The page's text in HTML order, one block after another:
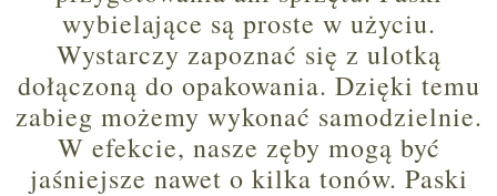
wybielające są proste w użyciu.
Wystarczy zapoznać się z ulotką
dołączoną do opakowania. Dzięki temu
zabieg możemy wykonać samodzielnie.
W efekcie, nasze zęby mogą być
jaśniejsze nawet o kilka tonów. Paski